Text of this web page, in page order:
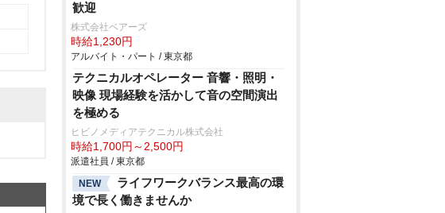
歓迎
株式会社ベアーズ
時給1,230円
アルバイト・パート / 東京都
テクニカルオペレーター 音響・照明・
映像 現場経験を活かして音の空間演出
を極める
ヒビノメディアテクニカル株式会社
時給1,700円～2,500円
派遣社員 / 東京都
NEW
ライフワークバランス最高の環
境で長く働きませんか